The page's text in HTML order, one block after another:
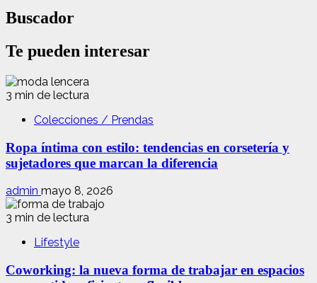
Buscador
Te pueden interesar
3 min de lectura
Colecciones / Prendas
Ropa íntima con estilo: tendencias en corsetería y
sujetadores que marcan la diferencia
admin mayo 8, 2026
3 min de lectura
Lifestyle
Coworking: la nueva forma de trabajar en espacios